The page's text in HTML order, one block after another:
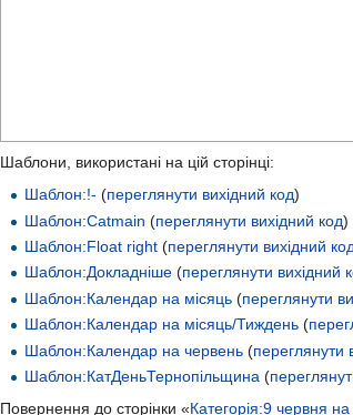
Шаблони, використані на цій сторінці:
Шаблон:!- (переглянути вихідний код)
Шаблон:Catmain (переглянути вихідний код)
Шаблон:Float right (переглянути вихідний
Шаблон:Докладніше (переглянути вихідний
Шаблон:Календар на місяць (переглянути
Шаблон:Календар на місяць/Тиждень (
Шаблон:Календар на червень (переглянути
Шаблон:КатДеньТернопільщина (
Повернення до сторінки «Категорія:9 червня